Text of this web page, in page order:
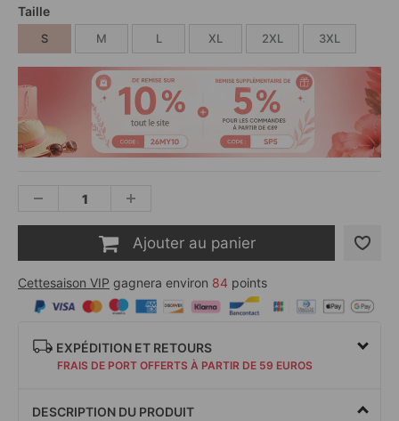
Taille
S M L XL 2XL 3XL
Ajouter au panier
Cettesaison VIP gagnera environ 84 points
EXPÉDITION ET RETOURS
FRAIS DE PORT OFFERTS À PARTIR DE 59 EUROS
DESCRIPTION DU PRODUIT